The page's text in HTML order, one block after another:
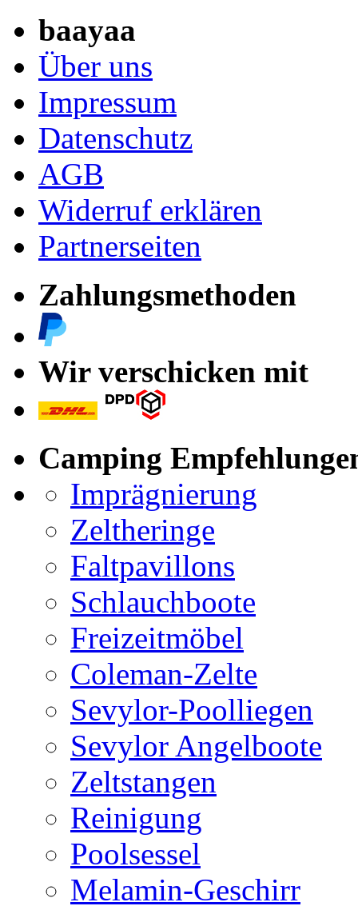
baayaa
Über uns
Impressum
Datenschutz
AGB
Widerruf erklären
Partnerseiten
Zahlungsmethoden
Wir verschicken mit
Camping
Imprägnierung
Zeltheringe
Faltpavillons
Schlauchboote
Freizeitmöbel
Coleman-Zelte
Sevylor-Poolliegen
Sevylor Angelboote
Zeltstangen
Reinigung
Poolsessel
Melamin-Geschirr